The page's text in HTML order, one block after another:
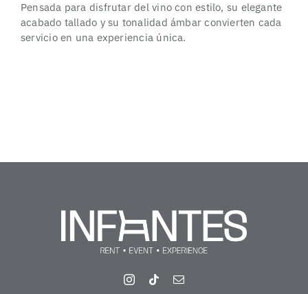
Pensada para disfrutar del vino con estilo, su elegante
acabado tallado y su tonalidad ámbar convierten cada
servicio en una experiencia única.